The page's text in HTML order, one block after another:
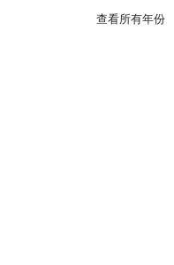
(14 )
(4 )
(20 )
(107 )
(11 )
(3 )
(5 )
(3 )
(1 )
(1 )
(1 )
(1 )
查看所有年份